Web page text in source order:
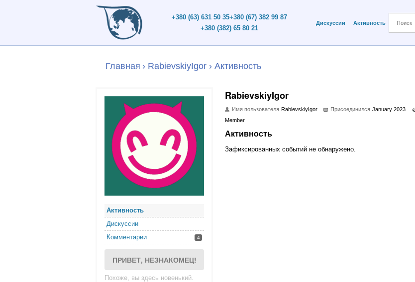
+380 (63) 631 50 35+380 (67) 382 99 87
+380 (382) 65 80 21
Дискуссии Активность
Главная › RabievskiyIgor › Активность
Активность
Дискуссии
Комментарии
4
ПРИВЕТ, НЕЗНАКОМЕЦ!
Похоже, вы здесь новенький.
RabievskiyIgor
Имя пользователя RabievskiyIgor Присоединился January 2023
Member
Активность
Зафиксированных событий не обнаружено.